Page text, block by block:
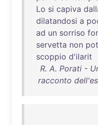
Lo si capiva
dilatandosi a
ad un sorriso
servetta non
scoppio d'ilarit
R. A. Porati -
racconto